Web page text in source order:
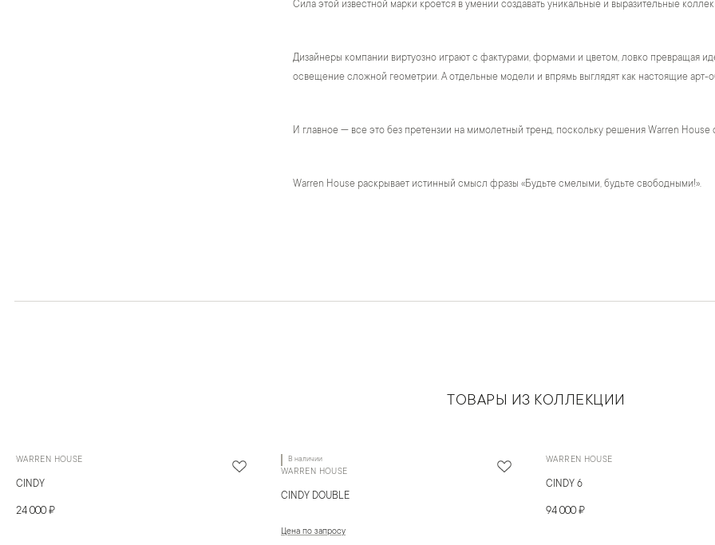
Сила этой известной марки кроется в умении создавать уникальные и выразительные
Дизайнеры компании виртуозно играют с фактурами, формами и цветом, ловко превращая
освещение сложной геометрии. А отдельные модели и впрямь выглядят как настоящие арт-
И главное — все это без претензии на мимолетный тренд, поскольку решения Warren
Warren House раскрывает истинный смысл фразы «Будьте смелыми, будьте свободными!».
ТОВАРЫ ИЗ КОЛЛЕКЦИИ
WARREN HOUSE
CINDY
24 000 ₽
В наличии
WARREN HOUSE
CINDY DOUBLE
Цена по запросу
WARREN HOUSE
CINDY 6
94 000 ₽